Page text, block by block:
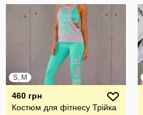
S, M
460 грн
Костюм для фітнесу Трійка